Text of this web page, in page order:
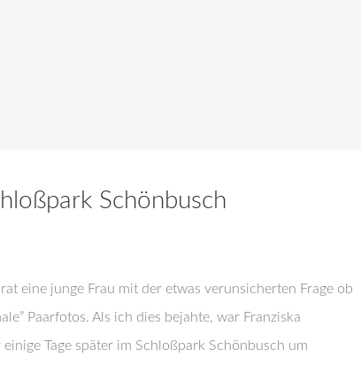
Schönbusch
eine junge Frau mit der etwas verunsicherten Frage ob
Paarfotos. Als ich dies bejahte, war Franziska
Tage später im Schloßpark Schönbusch um